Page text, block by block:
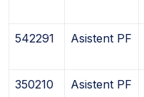
542291 Asistent PF
350210 Asistent PF